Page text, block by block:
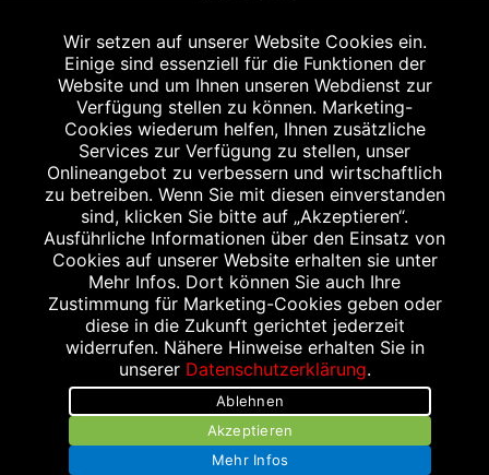
Abgabe in haushaltsüblichen Mengen, solange der Vorrat reicht. Für Druck-
und Satzfehler keine Haftung.
Zu Risiken und Nebenwirkungen lesen Sie die Packungsbeilage und fragen
Sie Ihren Arzt oder Apotheker.
Angabe nach der deutschen Arzneimitteltaxe Apothekenerstattungspreis
(AEP). Der AEP ist keine unverbindliche Preisempfehlung der Hersteller. Der
AEP ist ein von den Apotheken in Ansatz gebrachter Preis für rezeptfreie
Arzneimittel. Er entspricht in der Höhe dem für Apotheken verbindlichen
Abgabepreis, zu dem eine Apotheke in bestimmten Fällen (z.B. bei Kindern
unter 12 Jahren) das Produkt mit der gesetzlichen Krankenversicherung
abrechnet. Der AEP ist der allgemeine Erstattungspreis im Falle einer
Kostenübernahme durch die gesetzlichen Krankenkassen, vor Abzug eines
Zwangsrabattes (zur Zeit 5%) nach §130 Abs. 1 SGB V.
Unverbindliche Preisempfehlung des Herstellers (UVP).
powered by apovena.de
Wir setzen auf unserer Website Cookies ein.
Einige sind essenziell für die Funktionen der
Website und um Ihnen unseren Webdienst zur
Verfügung stellen zu können. Marketing-
Cookies wiederum helfen, Ihnen zusätzliche
Services zur Verfügung zu stellen, unser
Onlineangebot zu verbessern und wirtschaftlich
zu betreiben. Wenn Sie mit diesen einverstanden
sind, klicken Sie bitte auf „Akzeptieren“.
Ausführliche Informationen über den Einsatz von
Cookies auf unserer Website erhalten sie unter
Mehr Infos. Dort können Sie auch Ihre
Zustimmung für Marketing-Cookies geben oder
diese in die Zukunft gerichtet jederzeit
widerrufen. Nähere Hinweise erhalten Sie in
unserer Datenschutzerklärung.
Ablehnen
Akzeptieren
Mehr Infos